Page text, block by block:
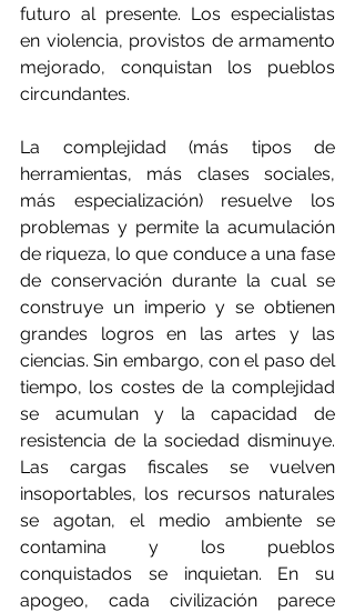
futuro al presente. Los especialistas
en violencia, provistos de armamento
mejorado, conquistan los pueblos
circundantes.
La complejidad (más tipos de
herramientas, más clases sociales,
más especialización) resuelve los
problemas y permite la acumulación
de riqueza, lo que conduce a una fase
de conservación durante la cual se
construye un imperio y se obtienen
grandes logros en las artes y las
ciencias. Sin embargo, con el paso del
tiempo, los costes de la complejidad
se acumulan y la capacidad de
resistencia de la sociedad disminuye.
Las cargas fiscales se vuelven
insoportables, los recursos naturales
se agotan, el medio ambiente se
contamina y los pueblos
conquistados se inquietan. En su
apogeo, cada civilización parece